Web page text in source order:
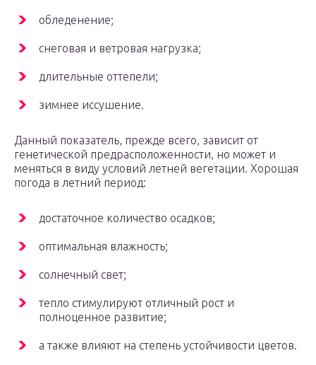
обледенение;
снеговая и ветровая нагрузка;
длительные оттепели;
зимнее иссушение.
Данный показатель, прежде всего, зависит от
генетической предрасположенности, но может и
меняться в виду условий летней вегетации. Хорошая
погода в летний период:
достаточное количество осадков;
оптимальная влажность;
солнечный свет;
тепло стимулируют отличный рост и
полноценное развитие;
а также влияют на степень устойчивости цветов.